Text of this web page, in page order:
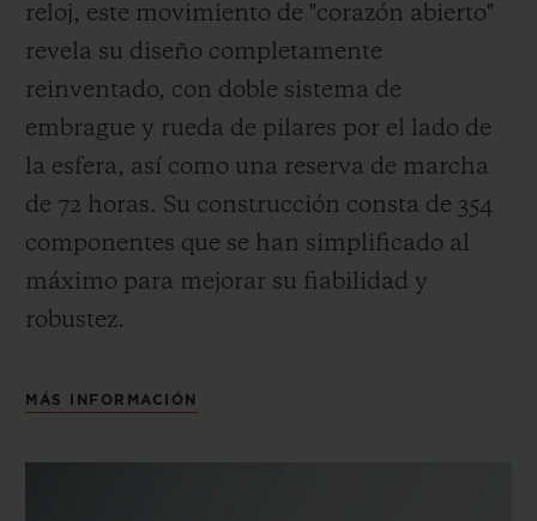
reloj, este movimiento de "corazón abierto"
revela su diseño completamente
reinventado, con doble sistema de
embrague y rueda de pilares por el lado de
la esfera, así como una reserva de marcha
de 72 horas. Su construcción consta de 354
componentes que se han simplificado al
máximo para mejorar su fiabilidad y
robustez.
MÁS INFORMACIÓN